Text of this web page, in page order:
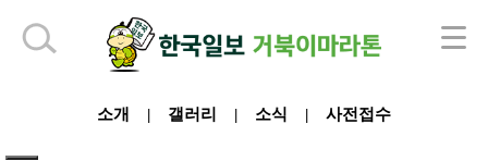
소개 갤러리 소식 사전접수
하단 영역